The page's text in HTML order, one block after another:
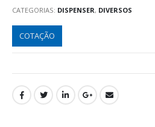
CATEGORIAS: DISPENSER, DIVERSOS
COTAÇÃO